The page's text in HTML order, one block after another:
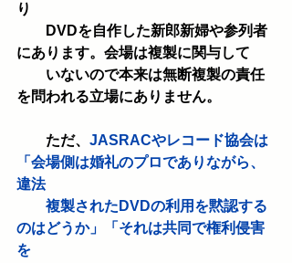
り
DVDを自作した新郎新婦や参列者
にあります。会場は複製に関与して
いないので本来は無断複製の責任
を問われる立場にありません。
ただ、 JASRACやレコード協会は
「会場側は婚礼のプロでありながら、
違法
複製されたDVDの利用を黙認する
のはどうか」「それは共同で権利侵害
を